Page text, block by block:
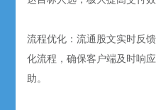
流程优化：流通股文实时反
化流程，确保客户端及时响
助。